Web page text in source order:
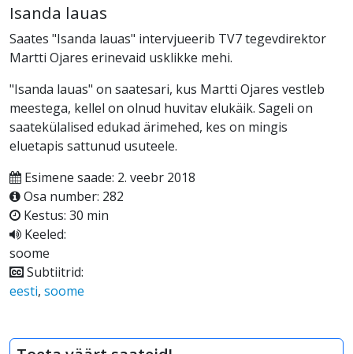
Isanda lauas
Saates "Isanda lauas" intervjueerib TV7 tegevdirektor
Martti Ojares erinevaid usklikke mehi.
"Isanda lauas" on saatesari, kus Martti Ojares vestleb
meestega, kellel on olnud huvitav elukäik. Sageli on
saatekülalised edukad ärimehed, kes on mingis
eluetapis sattunud usuteele.
Esimene saade: 2. veebr 2018
Osa number: 282
Kestus: 30 min
Keeled:
soome
Subtiitrid:
eesti, soome